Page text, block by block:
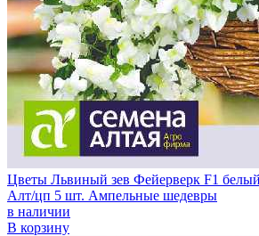
Цветы Львиный зев Фейерверк F1
Алт/цп 5 шт. Ампельные шедевры
в наличии
В корзину